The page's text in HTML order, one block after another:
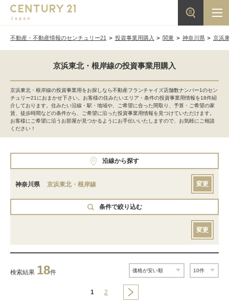
不動産・不動産情報のセンチュリー21 投資事業用購入 関東 神奈川県 京浜
京浜東北・根岸線の投資事業用購入
京浜東北・根岸線の投資事業用をお探しなら不動産フランチャイズ店舗数ナンバー1のセン
チュリー21におまかせ下さい。お客様の住みたいエリア・条件の投資事業用情報を18件紹
介しております。住みたい沿線・駅・地域や、ご希望に合った間取り、予算・ご希望の家
賃、徒歩時間などの条件から、ご希望に沿った投資事業用情報を見つけていただけます。
お客様にご希望に沿うお部屋が見つかるようにお手伝いいたしますので、お気軽にご相談
ください！
沿線から探す
神奈川県 京浜東北・根岸線 変更
条件で絞り込む
変更
検索結果 18件
1 2